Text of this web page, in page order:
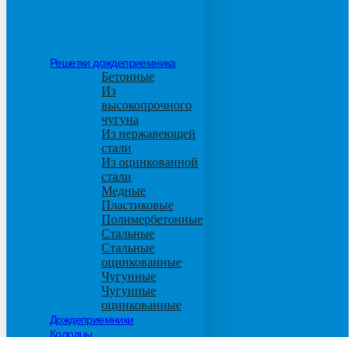
Решетки дождеприемника
Бетонные
Из
высокопрочного
чугуна
Из нержавеющей
стали
Из оцинкованной
стали
Медные
Пластиковые
Полимербетонные
Стальные
Стальные
оцинкованные
Чугунные
Чугунные
оцинкованные
Дождеприемники
Колодцы